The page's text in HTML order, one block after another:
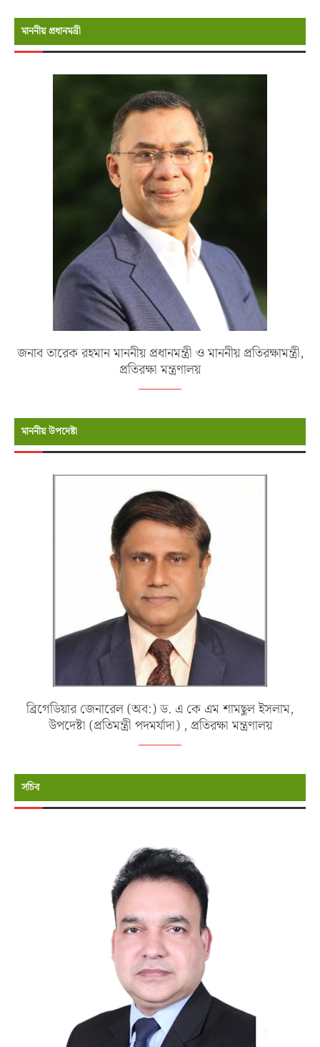
মাননীয় প্রধানমন্রী
জনাব তারেক রহমান মাননীয় প্রধানমন্ত্রী ও মাননীয় প্রতিরক্ষামন্ত্রী,
প্রতিরক্ষা মন্ত্রণালয়
মাননীয় উপদেষ্টা
ব্রিগেডিয়ার জেনারেল (অব:) ড. এ কে এম শামছুল ইসলাম,
উপদেষ্টা (প্রতিমন্ত্রী পদমর্যাদা) , প্রতিরক্ষা মন্ত্রণালয়
সচিব